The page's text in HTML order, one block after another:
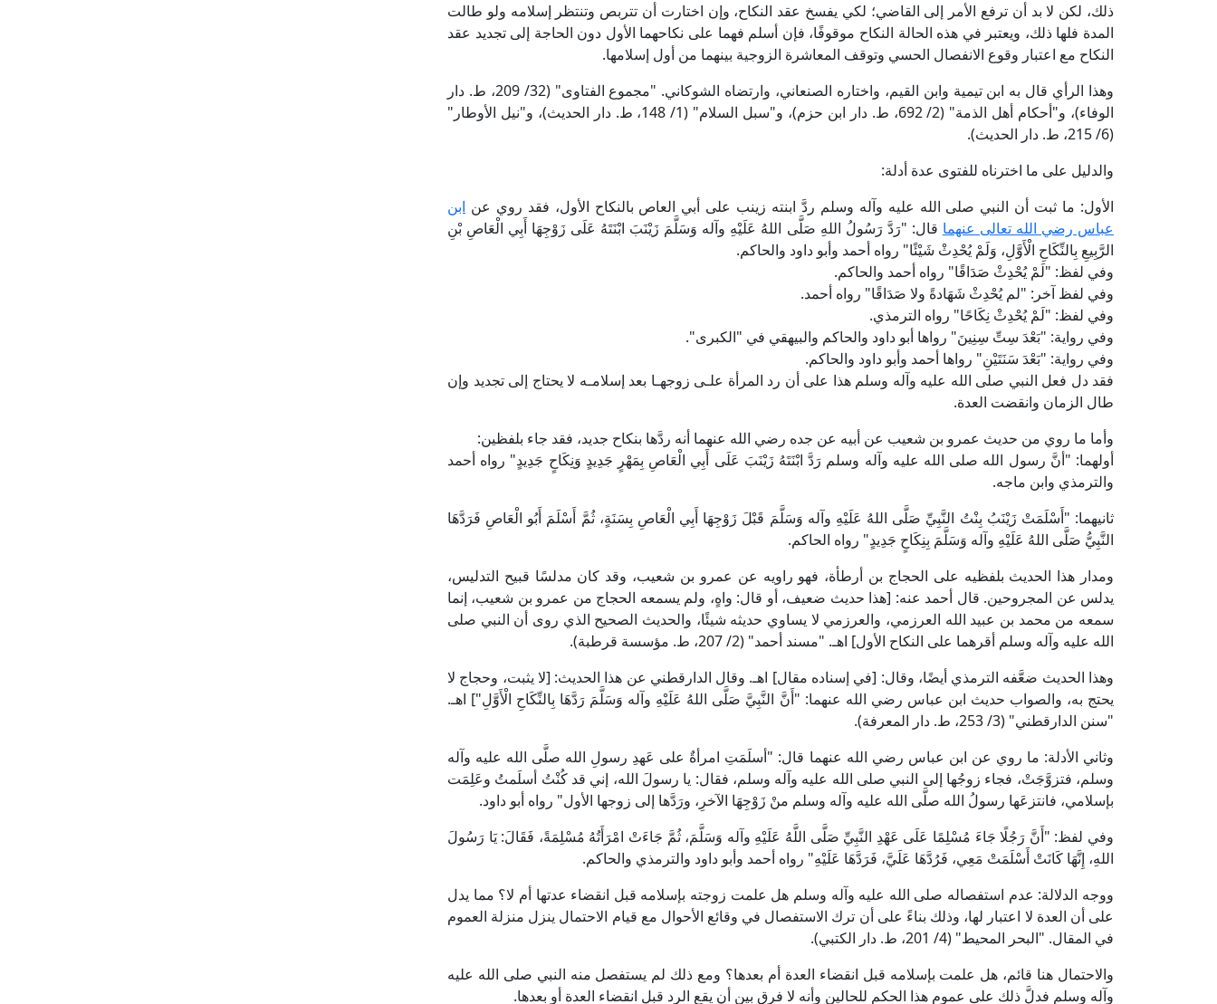
ذلك، لكن لا بد أن ترفع الأمر إلى القاضي؛ لكي يفسخ عقد النكاح، وإن اختارت أن تتربص وتنتظر إسلامه ولو طالت
المدة فلها ذلك، ويعتبر في هذه الحالة النكاح موقوفًا، فإن أسلم فهما على نكاحهما الأول دون الحاجة إلى تجديد عقد
النكاح مع اعتبار وقوع الانفصال الحسي وتوقف المعاشرة الزوجية بينهما من أول إسلامها.
وهذا الرأي قال به ابن تيمية وابن القيم، واختاره الصنعاني، وارتضاه الشوكاني. "مجموع الفتاوى" (32/ 209، ط. دار
الوفاء)، و"أحكام أهل الذمة" (2/ 692، ط. دار ابن حزم)، و"سبل السلام" (1/ 148، ط. دار الحديث)، و"نيل الأوطار"
(6/ 215، ط. دار الحديث).
والدليل على ما اخترناه للفتوى عدة أدلة:
الأول: ما ثبت أن النبي صلى الله عليه وآله وسلم ردَّ ابنته زينب على أبي العاص بالنكاح الأول، فقد روي عن ابن
عباس رضي الله تعالى عنهما قال: "رَدَّ رَسُولُ اللهِ صَلَّى اللهُ عَلَيْهِ وآله وَسَلَّمَ زَيْنَبَ ابْنَتَهُ عَلَى زَوْجِهَا أَبِي الْعَاصِ بْنِ
الرَّبِيعِ بِالنِّكَاحِ الْأَوَّلِ، وَلَمْ يُحْدِثْ شَيْئًا" رواه أحمد وأبو داود والحاكم.
وفي لفظ: "لَمْ يُحْدِثْ صَدَاقًا" رواه أحمد والحاكم.
وفي لفظ آخر: "لم يُحْدِثْ شَهَادةً ولا صَدَاقًا" رواه أحمد.
وفي لفظ: "لَمْ يُحْدِثْ نِكَاحًا" رواه الترمذي.
وفي رواية: "بَعْدَ سِتِّ سِنِينَ" رواها أبو داود والحاكم والبيهقي في "الكبرى".
وفي رواية: "بَعْدَ سَنَتَيْنِ" رواها أحمد وأبو داود والحاكم.
فقد دل فعل النبي صلى الله عليه وآله وسلم هذا على أن رد المرأة علـى زوجهـا بعد إسلامـه لا يحتاج إلى تجديد وإن
طال الزمان وانقضت العدة.
وأما ما روي من حديث عمرو بن شعيب عن أبيه عن جده رضي الله عنهما أنه ردَّها بنكاح جديد، فقد جاء بلفظين:
أولهما: "أنَّ رسول الله صلى الله عليه وآله وسلم رَدَّ ابْنَتَهُ زَيْنَبَ عَلَى أَبِي الْعَاصِ بِمَهْرٍ جَدِيدٍ وَنِكَاحٍ جَدِيدٍ" رواه أحمد
والترمذي وابن ماجه.
ثانيهما: "أَسْلَمَتْ زَيْنَبُ بِنْتُ النَّبِيِّ صَلَّى اللهُ عَلَيْهِ وآله وَسَلَّمَ قَبْلَ زَوْجِهَا أَبِي الْعَاصِ بِسَنَةٍ، ثُمَّ أَسْلَمَ أَبُو الْعَاصِ فَرَدَّهَا
النَّبِيُّ صَلَّى اللهُ عَلَيْهِ وآله وَسَلَّمَ بِنِكَاحٍ جَدِيدٍ" رواه الحاكم.
ومدار هذا الحديث بلفظيه على الحجاج بن أرطأة، فهو راويه عن عمرو بن شعيب، وقد كان مدلسًا قبيح التدليس،
يدلس عن المجروحين. قال أحمد عنه: [هذا حديث ضعيف، أو قال: واهٍ، ولم يسمعه الحجاج من عمرو بن شعيب، إنما
سمعه من محمد بن عبيد الله العرزمي، والعرزمي لا يساوي حديثه شيئًا، والحديث الصحيح الذي روى أن النبي صلى
الله عليه وآله وسلم أقرهما على النكاح الأول] اهـ. "مسند أحمد" (2/ 207، ط. مؤسسة قرطبة).
وهذا الحديث ضعَّفه الترمذي أيضًا، وقال: [في إسناده مقال] اهـ. وقال الدارقطني عن هذا الحديث: [لا يثبت، وحجاج لا
يحتج به، والصواب حديث ابن عباس رضي الله عنهما: "أَنَّ النَّبِيَّ صَلَّى اللهُ عَلَيْهِ وآله وَسَلَّمَ رَدَّهَا بِالنِّكَاحِ الْأَوَّلِ"] اهـ.
"سنن الدارقطني" (3/ 253، ط. دار المعرفة).
وثاني الأدلة: ما روي عن ابن عباس رضي الله عنهما قال: "أسلَمَتِ امرأةٌ على عَهدِ رسولِ الله صلَّى الله عليه وآله
وسلم، فتزوَّجَتْ، فجاء زوجُها إلى النبي صلى الله عليه وآله وسلم، فقال: يا رسولَ الله، إني قد كُنْتُ أسلَمتُ وعَلِمَت
بإسلامي، فانتزعَها رسولُ الله صلَّى الله عليه وآله وسلم منْ زَوْجِهَا الآخرِ، ورَدَّها إلى زوجها الأول" رواه أبو داود.
وفي لفظ: "أَنَّ رَجُلًا جَاءَ مُسْلِمًا عَلَى عَهْدِ النَّبِيِّ صَلَّى اللَّهُ عَلَيْهِ وآله وَسَلَّمَ، ثُمَّ جَاءَتْ امْرَأَتُهُ مُسْلِمَةً، فَقَالَ: يَا رَسُولَ
اللهِ، إِنَّهَا كَانَتْ أَسْلَمَتْ مَعِي، فَرُدَّهَا عَلَيَّ، فَرَدَّهَا عَلَيْهِ" رواه أحمد وأبو داود والترمذي والحاكم.
ووجه الدلالة: عدم استفصاله صلى الله عليه وآله وسلم هل علمت زوجته بإسلامه قبل انقضاء عدتها أم لا؟ مما يدل
على أن العدة لا اعتبار لها، وذلك بناءً على أن ترك الاستفصال في وقائع الأحوال مع قيام الاحتمال ينزل منزلة العموم
في المقال. "البحر المحيط" (4/ 201، ط. دار الكتبي).
والاحتمال هنا قائم، هل علمت بإسلامه قبل انقضاء العدة أم بعدها؟ ومع ذلك لم يستفصل منه النبي صلى الله عليه
وآله وسلم فدلَّ ذلك على عموم هذا الحكم للحالين وأنه لا فرق بين أن يقع الرد قبل انقضاء العدة أو بعدها.